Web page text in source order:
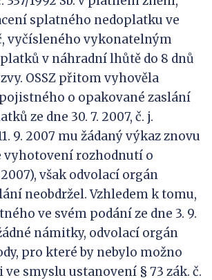
splatného nedoplatku ve
vyčísleného vykonatelným
v náhradní lhůtě do 8 dnů
OSSZ přitom vyhověla
o opakované zaslání
ze dne 30. 7. 2007, č. j.
9. 2007 mu žádaný výkaz znovu
vyhotovení rozhodnutí o
2007), však odvolací orgán
neobdržel. Vzhledem k tomu,
ve svém podání ze dne 3. 9.
námitky, odvolací orgán
pro které by nebylo možno
smyslu ustanovení § 73 zák. č.